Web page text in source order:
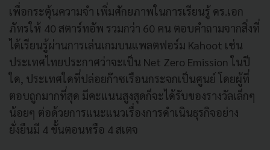
เพื่อกระตุ้นความจำ เพิ่มศักยภาพในการเรียนรู้ ดร.เอก
ภัทรให้ 40 สตาร์ทอัพ รวมกว่า 60 คน ตอบคำถามจากสิ่งที่
ได้เรียนรู้ผ่านการเล่นเกมบนแพลตฟอร์ม Kahoot เช่น
ประเทศไทยประกาศว่าจะเป็น Net Zero Emission ในปี
ใด, ประเทศใดที่ปล่อยก๊าซเรือนกระจกเป็นศูนย์ โดยผู้ที่
ตอบถูกมากที่สุด มีคะแนนสูงสุดก็จะได้รับของรางวัลเล็กๆ
น้อยๆ ต่อด้วยการแนะแนวเรื่องการดำเนินธุรกิจอย่าง
ยั่งยืนมี 4 ขั้นตอนหรือ 4 สเตจ